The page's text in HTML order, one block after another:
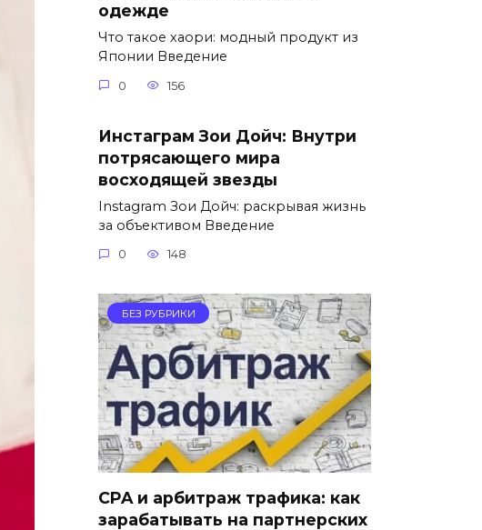
одежде
Что такое хаори: модный продукт из
Японии Введение
0 156
Инстаграм Зои Дойч: Внутри
потрясающего мира
восходящей звезды
Instagram Зои Дойч: раскрывая жизнь
за объективом Введение
0 148
БЕЗ РУБРИКИ
CPA и арбитраж трафика: как
зарабатывать на партнерских